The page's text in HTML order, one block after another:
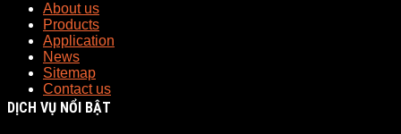
About us
Products
Application
News
Sitemap
Contact us
DỊCH VỤ NỔI BẬT